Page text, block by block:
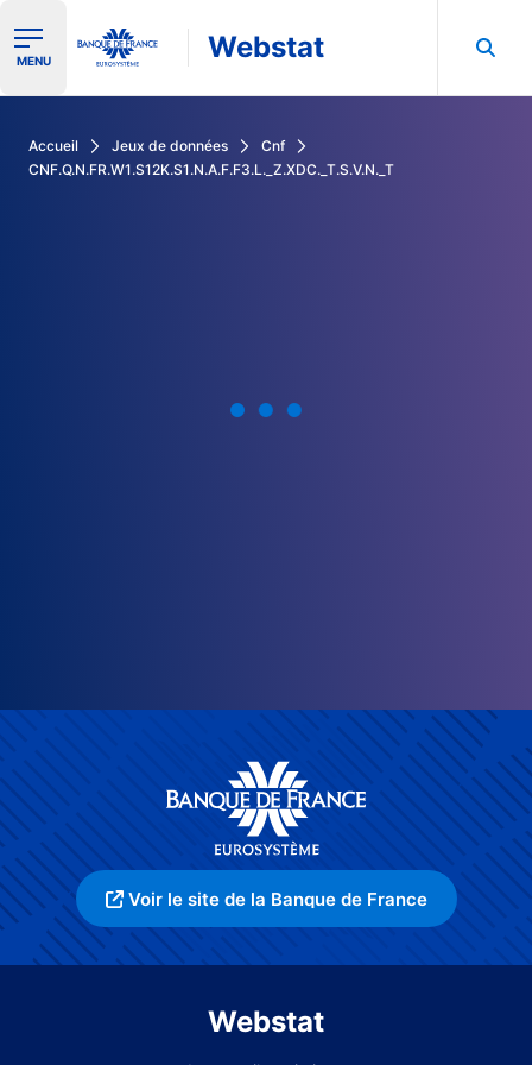
Ouvrir le menu de navigation
MENU Webstat
Accueil Jeux de données
Cnf
CNF.Q.N.FR.W1.S12K.S1.N.A.F.F3.L._Z.XDC._T.S.V.N._T
Voir le site de la Banque de France
Webstat